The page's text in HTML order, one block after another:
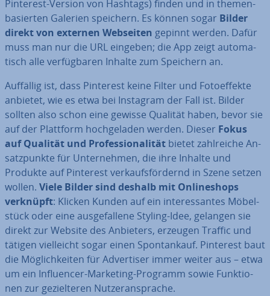
Pinterest-Version von Hashtags) finden und in the­men­
ba­sier­ten Galerien speichern. Es können sogar Bilder
direkt von externen Webseiten gepinnt werden. Dafür
muss man nur die URL eingeben; die App zeigt au­to­ma­
tisch alle ver­füg­ba­ren Inhalte zum Speichern an.
Auffällig ist, dass Pinterest keine Filter und Fo­to­ef­fek­te
anbietet, wie es etwa bei Instagram der Fall ist. Bilder
sollten also schon eine gewisse Qualität haben, bevor sie
auf der Plattform hoch­ge­la­den werden. Dieser Fokus
auf Qualität und Pro­fes­sio­na­li­tät bietet zahl­rei­che An­
satz­punk­te für Un­ter­neh­men, die ihre Inhalte und
Produkte auf Pinterest ver­kaufs­för­dernd in Szene setzen
wollen. Viele Bilder sind deshalb mit On­line­shops
verknüpft: Klicken Kunden auf ein in­ter­es­san­tes Mö­bel­
stück oder eine aus­ge­fal­le­ne Styling-Idee, gelangen sie
direkt zur Website des Anbieters, erzeugen Traffic und
tätigen viel­leicht sogar einen Spon­tan­kauf. Pinterest baut
die Mög­lich­kei­ten für Ad­ver­ti­ser immer weiter aus – etwa
um ein In­fluen­cer-Marketing-Programm sowie Funk­tio­
nen zur ge­ziel­te­ren Nut­zer­an­spra­che.